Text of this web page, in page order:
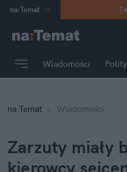
na:Temat
Poland
mama
Rozrywka
Wiadomości
na:Temat Wiadomości
Zarzuty miały
kierowcy